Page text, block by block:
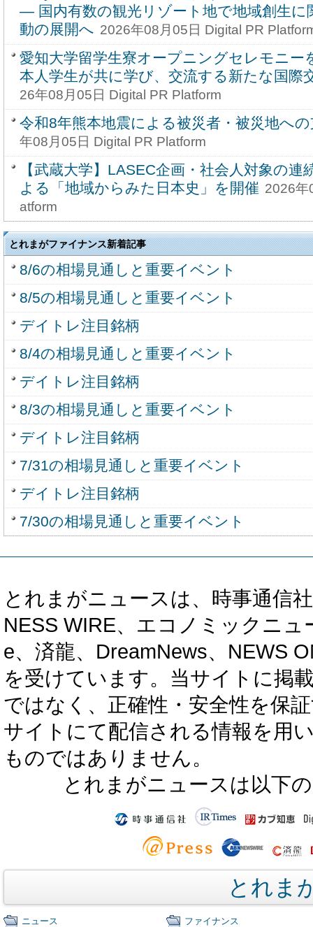
― 国内有数の観光リゾート地で地域創生に
動の展開へ 2026年08月05日 Digital PR
愛知大学留学生寮オープニングセレモニー
本人学生が共に学び、交流する新たな国際
26年08月05日 Digital PR Platform
令和8年熊本地震による被災者・被災地へ
年08月05日 Digital PR Platform
【武蔵大学】LASEC企画・社会人対象の連
よる「地域からみた日本史」を開催 2026年
atform
とれまがファイナンス新着記事
8/6の相場見通しと重要イベント
8/5の相場見通しと重要イベント
デイトレ注目銘柄
8/4の相場見通しと重要イベント
デイトレ注目銘柄
8/3の相場見通しと重要イベント
デイトレ注目銘柄
7/31の相場見通しと重要イベント
デイトレ注目銘柄
7/30の相場見通しと重要イベント
とれまがニュースは、時事通信
NESS WIRE、エコノミックニ
e、済龍、DreamNews、NEWS
を受けています。当サイトに掲
ではなく、正確性・安全性を保
サイトにて配信される情報を用
ものではありません。
とれまがニュースは以下
とれま
ニュース
ファイナンス